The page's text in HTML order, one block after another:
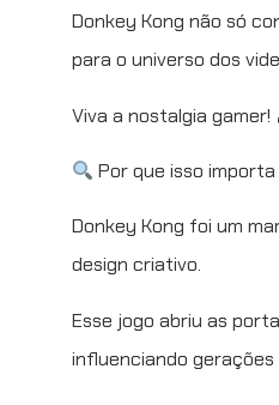
Donkey Kong não só
para o universo dos
Viva a nostalgia gamer!
Por que isso
Donkey Kong foi um
design criativo.
Esse jogo abriu as
influenciando